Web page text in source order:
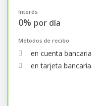
Interés
0% por día
Métodos de recibo
en cuenta bancaria
en tarjeta bancaria